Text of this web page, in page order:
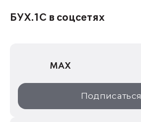
1С:Консалтинг
1С:Дистрибьюция
1С:Образование
ИТС.1C.ru
БУХ.1С в соцсетях
MAX
Подписаться